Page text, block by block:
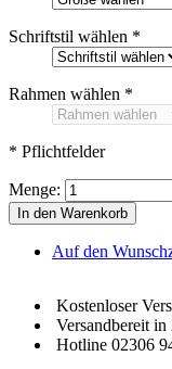
Schriftstil wählen *
Rahmen wählen *
* Pflichtfelder
Menge:
In den Warenkorb
Auf den
Kostenloser
Versandbereit in
Hotline 02306